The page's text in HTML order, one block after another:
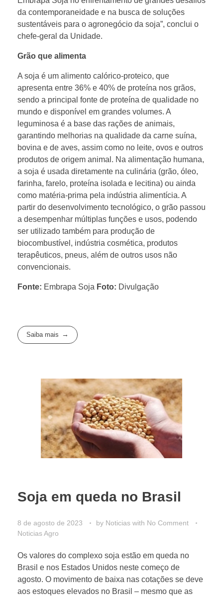
da contemporaneidade e na busca de soluções
sustentáveis para o agronegócio da soja”, conclui o
chefe-geral da Unidade.
Grão que alimenta
A soja é um alimento calórico-proteico, que
apresenta entre 36% e 40% de proteína nos grãos,
sendo a principal fonte de proteína de qualidade no
mundo e disponível em grandes volumes. A
leguminosa é a base das rações de animais,
garantindo melhorias na qualidade da carne suína,
bovina e de aves, assim como no leite, ovos e outros
produtos de origem animal. Na alimentação humana,
a soja é usada diretamente na culinária (grão, óleo,
farinha, farelo, proteína isolada e lecitina) ou ainda
como matéria-prima pela indústria alimentícia. A
partir do desenvolvimento tecnológico, o grão passou
a desempenhar múltiplas funções e usos, podendo
ser utilizado também para produção de
biocombustível, indústria cosmética, produtos
terapêuticos, pneus, além de outros usos não
convencionais.
Fonte: Embrapa Soja Foto: Divulgação
Saiba mais
Soja em queda no Brasil
8 de agosto de 2023 by Noticias with No Comment
Noticias Agro
Os valores do complexo soja estão em queda no
Brasil e nos Estados Unidos neste começo de
agosto. O movimento de baixa nas cotações se deve
aos estoques elevados no Brasil – mesmo que as